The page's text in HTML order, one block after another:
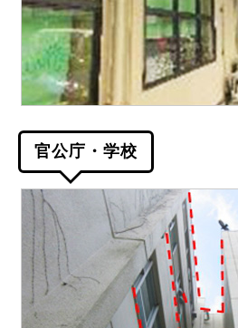
官公庁・学校